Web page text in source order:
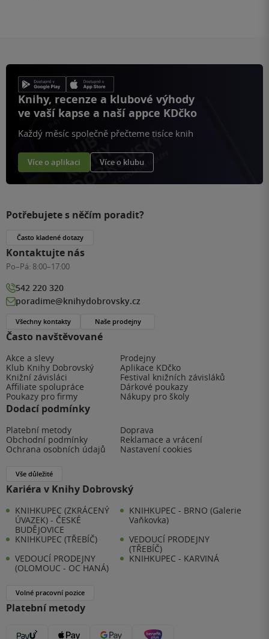
Knihy, recenze a klubové výhody
ve vaší kapse a naší appce KDčko
Každý měsíc společně přečteme tisíce knih
Více o aplikaci Více o klubu
Často navštěvované
Akce a slevy
Prodejny
Klub Knihy Dobrovský
Aplikace KDčko
Knižní závisláci
Festival knižních závisláků
Affiliate spolupráce
Dárkové poukazy
Poukazy pro firmy
Nákupy pro školy
Dodací podmínky
Platební metody
Doprava
Obchodní podmínky
Reklamace a vrácení
Ochrana osobních údajů
Nastavení cookies
Vše důležité
Kariéra v Knihy Dobrovský
KNIHKUPEC (ZKRÁCENÝ
ÚVAZEK) - ČESKÉ
BUDĚJOVICE
KNIHKUPEC - BRNO (Galerie
Vaňkovka)
KNIHKUPEC (TŘEBÍČ)
VEDOUCÍ PRODEJNY
(TŘEBÍČ)
VEDOUCÍ PRODEJNY
(OLOMOUC - OC HANÁ)
KNIHKUPEC - KARVINÁ
Volné pracovní pozice
Platební metody
Potřebujete s něčím poradit?
Často kladené dotazy
Kontaktujte nás
Po–Pá: 8:00–17:00
542 220 320
poradime@knihydobrovsky.cz
Všechny kontakty Naše prodejny